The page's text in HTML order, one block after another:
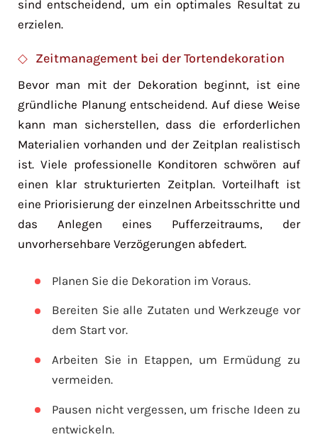
sind entscheidend, um ein optimales Resultat zu
erzielen.
Zeitmanagement bei der Tortendekoration
Bevor man mit der Dekoration beginnt, ist eine
gründliche Planung entscheidend. Auf diese Weise
kann man sicherstellen, dass die erforderlichen
Materialien vorhanden und der Zeitplan realistisch
ist. Viele professionelle Konditoren schwören auf
einen klar strukturierten Zeitplan. Vorteilhaft ist
eine Priorisierung der einzelnen Arbeitsschritte und
das Anlegen eines Pufferzeitraums, der
unvorhersehbare Verzögerungen abfedert.
Planen Sie die Dekoration im Voraus.
Bereiten Sie alle Zutaten und Werkzeuge vor
dem Start vor.
Arbeiten Sie in Etappen, um Ermüdung zu
vermeiden.
Pausen nicht vergessen, um frische Ideen zu
entwickeln.